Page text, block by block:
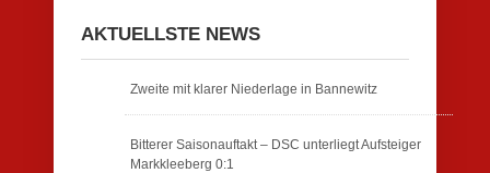
AKTUELLSTE NEWS
Zweite mit klarer Niederlage in Bannewitz
Bitterer Saisonauftakt – DSC unterliegt Aufsteiger
Markkleeberg 0:1